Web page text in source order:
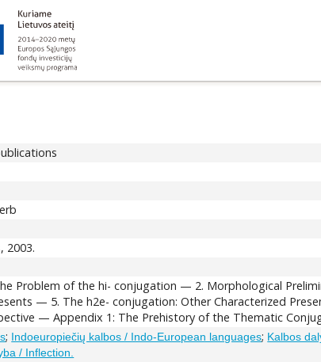
2003.
Problem of the hi- conjugation — 2. Morphological
— 5. The h2e- conjugation: Other Characterized
— Appendix 1: The Prehistory of the Thematic
; Indoeuropiečių kalbos / Indo-European languages; Kalbos
/ Inflection.